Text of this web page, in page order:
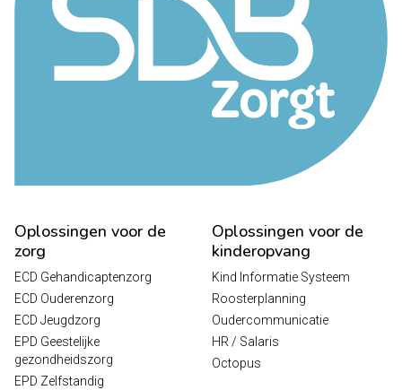
Oplossingen voor de
zorg
ECD Gehandicaptenzorg
ECD Ouderenzorg
ECD Jeugdzorg
EPD Geestelijke
gezondheidszorg
EPD Zelfstandig
Oplossingen voor de
kinderopvang
Kind Informatie Systeem
Roosterplanning
Oudercommunicatie
HR / Salaris
Octopus